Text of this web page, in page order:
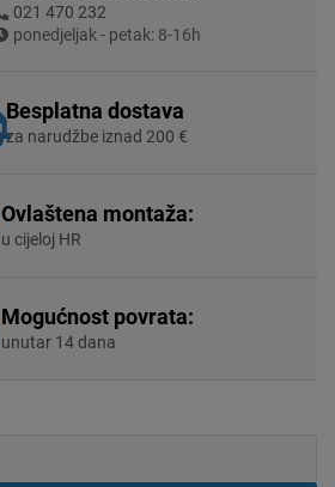
021 470 232
ponedjeljak - petak: 8-16h
Besplatna dostava
za narudžbe iznad 200 €
Ovlaštena montaža:
u cijeloj HR
Mogućnost povrata:
unutar 14 dana